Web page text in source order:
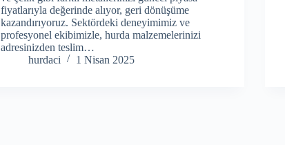
fiyatlarıyla değerinde alıyor, geri dönüşüme
kazandırıyoruz. Sektördeki deneyimimiz ve
profesyonel ekibimizle, hurda malzemelerinizi
adresinizden teslim…
hurdaci
1 Nisan 2025